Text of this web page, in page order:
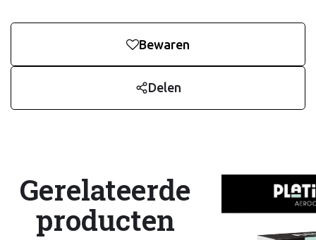
Bewaren
Delen
Gerelateerde
producten